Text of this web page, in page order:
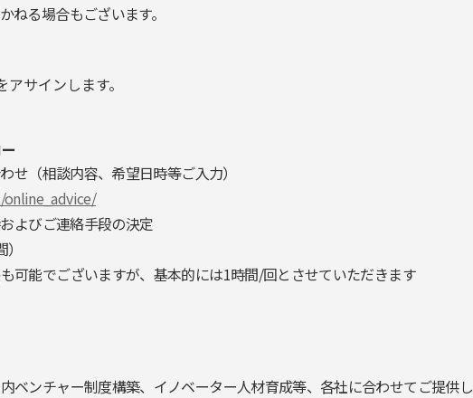
る場合もございます。
サインします。
せ（相談内容、希望日時等ご入力）
よびご連絡手段の決定
可能でございますが、基本的には1時間/回とさせていただきます
ベンチャー制度構築、イノベーター人材育成等、各社に合わせてご提供し